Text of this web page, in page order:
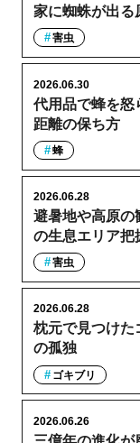
家に蜘蛛が出る
害虫
代用品で蜂を怒
距離の保ち方
2026.06.30
蜂
避暑地や高原の
の生息エリア把
2026.06.28
害虫
枕元で見つけた
の孤独
2026.06.28
ゴキブリ
2026.06.26